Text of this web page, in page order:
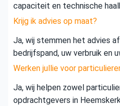
capaciteit en technische
Krijg ik advies op maat?
Ja, wij stemmen het advies
bedrijfspand, uw verbruik en
Werken jullie voor
Ja, wij helpen zowel
opdrachtgevers in